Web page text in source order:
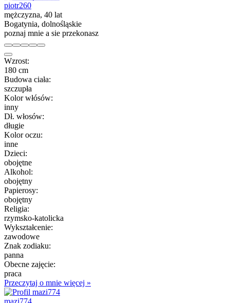
piotr260
mężczyzna, 40 lat
Bogatynia, dolnośląskie
poznaj mnie a sie przekonasz
Wzrost:
180 cm
Budowa ciała:
szczupła
Kolor włósów:
inny
Dł. włosów:
długie
Kolor oczu:
inne
Dzieci:
obojętne
Alkohol:
obojętny
Papierosy:
obojętny
Religia:
rzymsko-katolicka
Wykształcenie:
zawodowe
Znak zodiaku:
panna
Obecne zajęcie:
praca
Przeczytaj o mnie więcej »
mazi774